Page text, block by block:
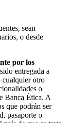
sean
o desde
por los
entregada a
cualquier otro
o
Banca Ética. A
que podrán ser
pasaporte o